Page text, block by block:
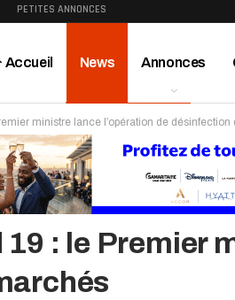
PETITES ANNONCES
Accueil News Annonces
Publireportage
ministre lance l’opération de
: le Premier